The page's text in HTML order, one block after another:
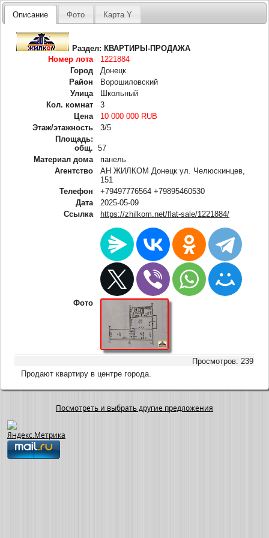
Описание Фото Карта Y
Раздел:КВАРТИРЫ-ПРОДАЖА
Номер лота
1221884
Город
Донецк
Район
Ворошиловский
Улица
Школьный
Кол. комнат
3
Цена
10 000 000 RUB
Этаж/этажность
3/5
Площадь:
общ.
57
Материал дома
панель
Агентство
АН ЖИЛКОМ Донецк ул. Челюскинцев,
151
Телефон
+79497776564 +79895460530
Дата
2025-05-09
Ссылка
https://zhilkom.net/flat-sale/1221884/
Фото
Просмотров: 239
Продают квартиру в центре города.
Посмотреть и выбрать другие предложения